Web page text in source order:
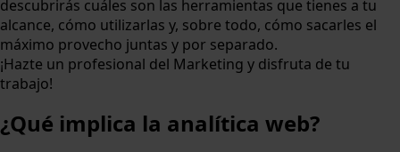
descubrirás cuáles son las herramientas que tienes a tu
alcance, cómo utilizarlas y, sobre todo, cómo sacarles el
máximo provecho juntas y por separado.
¡Hazte un profesional del Marketing y disfruta de tu
trabajo!
¿Qué implica la analítica web?